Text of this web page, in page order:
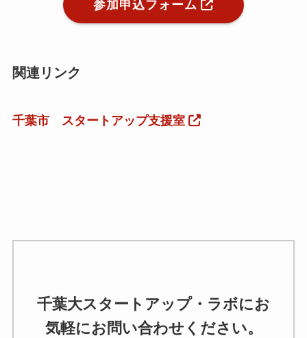
参加申込フォーム
関連リンク
千葉市 スタートアップ支援室
千葉大スタートアップ・ラボにお
気軽にお問い合わせください。